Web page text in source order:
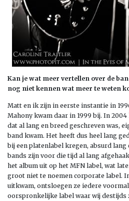
Kan je wat meer vertellen over de
nog niet kennen wat meer te weten
Matt en ik zijn in eerste instantie in
Mahony kwam daar in 1999 bij. In
dat al lang en breed geschreven was,
band kwam. Het heeft dus heel lang
bij een platenlabel kregen, absurd lang
bands zijn voor die tijd al lang
het album uit op het MFN label, wat
groot niet te noemen corporate label.
uitkwam, ontsloegen ze iedere
oorspronkelijke label waar wij destijds